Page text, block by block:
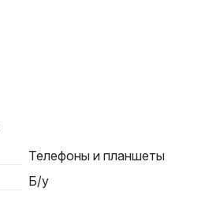
Телефоны и планшеты
Б/у